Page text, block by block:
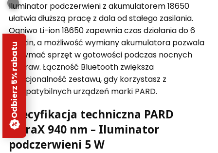
Iluminator podczerwieni z akumulatorem 18650
ułatwia dłuższą pracę z dala od stałego zasilania.
Ogniwo Li-ion 18650 zapewnia czas działania do 6
godzin, a możliwość wymiany akumulatora pozwala
utrzymać sprzęt w gotowości podczas nocnych
wypraw. Łączność Bluetooth zwiększa
funkcjonalność zestawu, gdy korzystasz z
kompatybilnych urządzeń marki PARD.
Specyfikacja techniczna PARD
InfraX 940 nm – Iluminator
podczerwieni 5 W
Odbierz 5% rabatu